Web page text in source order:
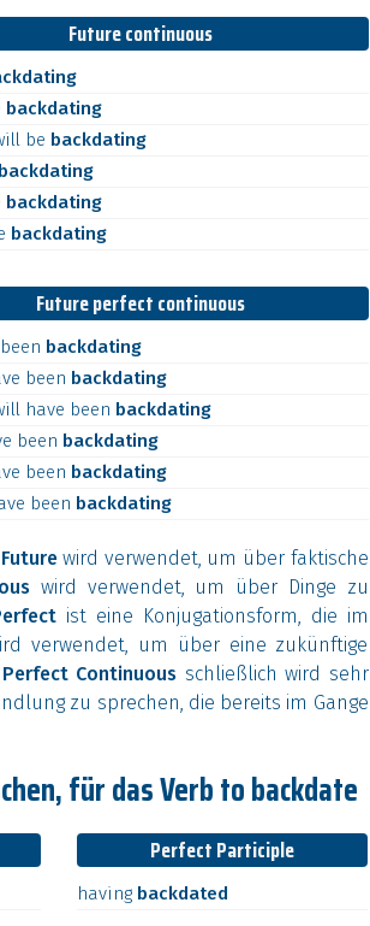
Future continuous
backdating
be backdating
backdating
backdating
backdating
Future perfect continuous
been backdating
been backdating
have been backdating
been backdating
been backdating
been backdating
Futurewird verwendet, um über faktische
wird verwendet, um über Dinge zu
ist eine Konjugationsform, die im
verwendet, um über eine zukünftige
Continuous schließlich wird sehr
zu sprechen, die bereits im Gange
für das Verb to backdate
Perfect Participle
having backdated